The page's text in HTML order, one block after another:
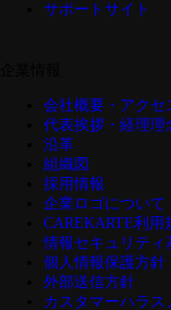
サポートサイト
会社概要・アクセ
代表挨拶・経理理
沿革
組織図
採用情報
企業ロゴについて
CAREKARTE利用
情報セキュリティ
個人情報保護方針
外部送信方針
カスタマーハラ